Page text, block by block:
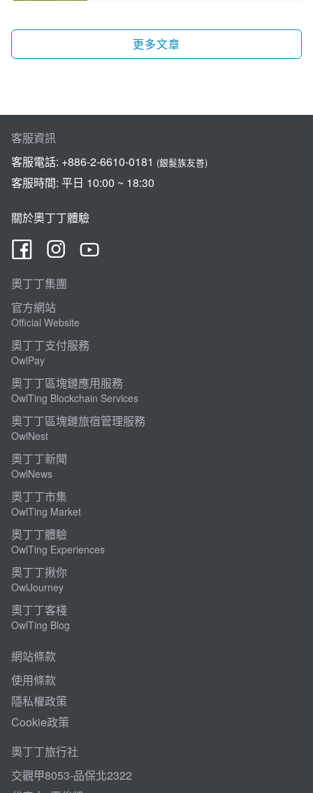
更多文章
客服資訊
客服電話: +886-2-6610-0181 (銀髮族友善)
客服時間: 平日 10:00 ~ 18:30
關於奧丁丁體驗
奧丁丁集團
官方網站
Official Website
奧丁丁支付服務
OwlPay
奧丁丁區塊鏈應用服務
OwlTing Blockchain Services
奧丁丁區塊鏈旅宿管理服務
OwlNest
奧丁丁新聞
OwlNews
奧丁丁市集
OwlTing Market
奧丁丁體驗
OwlTing Experiences
奧丁丁揪你
OwlJourney
奧丁丁客棧
OwlTing Blog
網站條款
使用條款
隱私權政策
Cookie政策
奧丁丁旅行社
交觀甲8053-品保北2322